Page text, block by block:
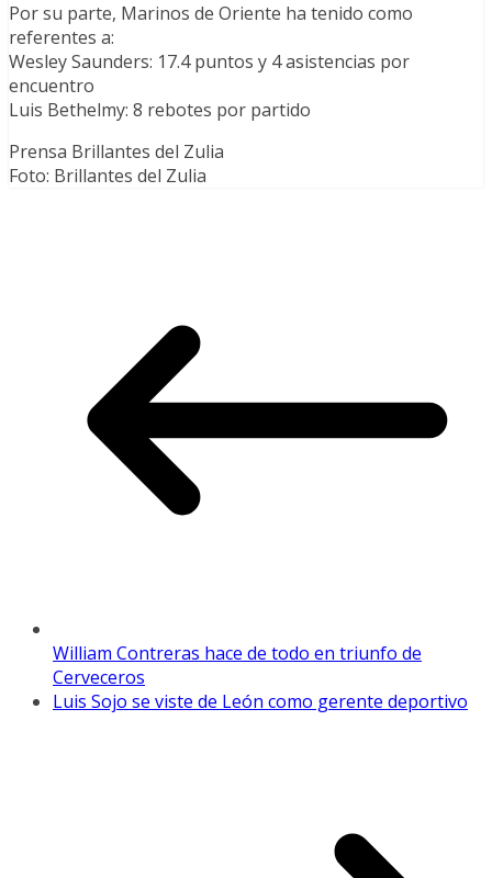
Por su parte, Marinos de Oriente ha tenido como
referentes a:
Wesley Saunders: 17.4 puntos y 4 asistencias por
encuentro
Luis Bethelmy: 8 rebotes por partido
Prensa Brillantes del Zulia
Foto: Brillantes del Zulia
William Contreras hace de todo en triunfo de
Cerveceros
Luis Sojo se viste de León como gerente deportivo